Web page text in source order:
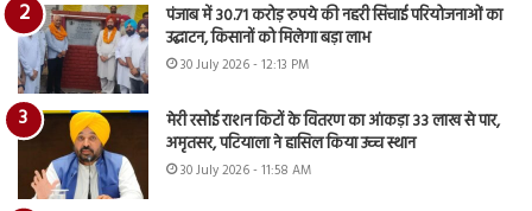
पंजाब में 30.71 करोड़ रुपये की नहरी सिंचाई परियोजनाओं का
उद्घाटन, किसानों को मिलेगा बड़ा लाभ
30 July 2026 - 12:13 PM
मेरी रसोई राशन किटों के वितरण का आंकड़ा 33 लाख से पार,
अमृतसर, पटियाला ने हासिल किया उच्च स्थान
30 July 2026 - 11:58 AM